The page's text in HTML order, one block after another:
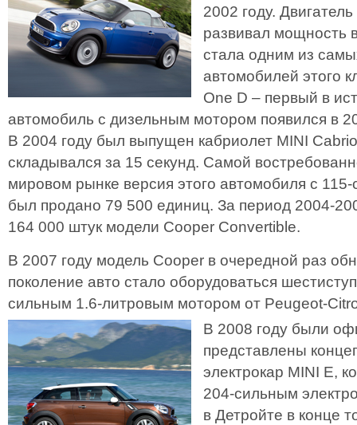
2002 году.
развивал мощность
стала одним из
автомобилей этого
One D – первый в
автомобиль с дизельным мотором появился в
В 2004 году был выпущен кабриолет MINI
складывался за 15 секунд. Самой
мировом рынке версия этого автомобиля с
был продано 79 500 единиц. За период 2004-
164 000 штук модели Cooper Convertible.
В 2007 году модель Cooper в очередной раз
поколение авто стало оборудоваться
сильным 1.6-литровым мотором от Peugeot-
В 2008 году были
представлены
электрокар MINI E,
204-сильным
в Детройте в конце